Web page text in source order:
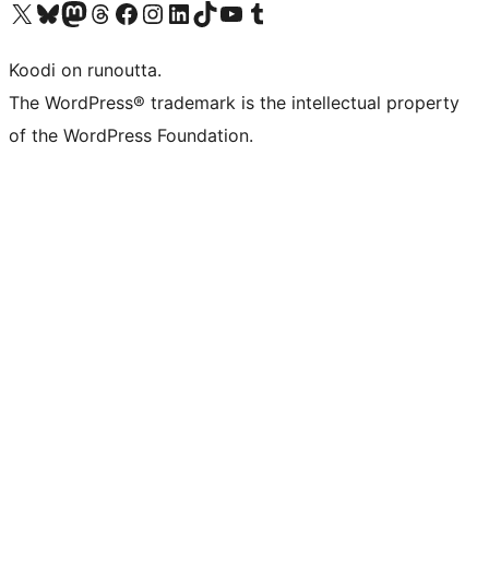
Visit our X (formerly Twitter) account
Visit our Bluesky account
Visit our Mastodon account
Visit our Threads account
Visit our Facebook page
Visit our Instagram account
Visit our LinkedIn account
Visit our TikTok account
Näytä YouTube-kanava
Visit our Tumblr account
Koodi on runoutta.
The WordPress® trademark is the intellectual property
of the WordPress Foundation.